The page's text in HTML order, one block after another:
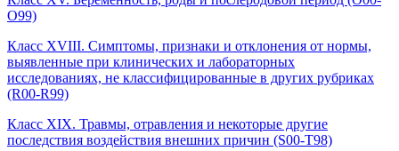
O99)
Класс XVIII. Симптомы, признаки и отклонения от нормы,
выявленные при клинических и лабораторных
исследованиях, не классифицированные в других рубриках
(R00-R99)
Класс XIX. Травмы, отравления и некоторые другие
последствия воздействия внешних причин (S00-T98)